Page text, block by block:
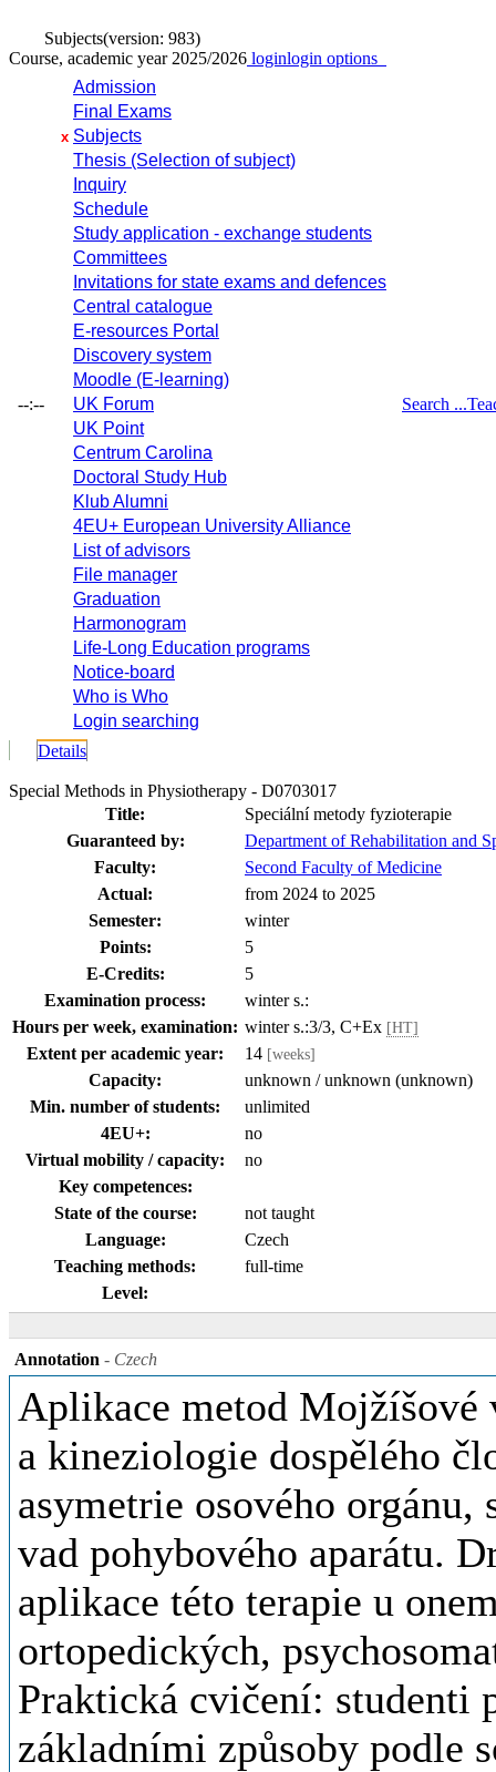
Subjects(version: 983)
Course, academic year 2025/2026 loginlogin options
--:--
Admission
Final Exams
x Subjects
Thesis (Selection of subject)
Inquiry
Schedule
Study application - exchange students
Committees
Invitations for state exams and defences
Central catalogue
E-resources Portal
Discovery system
Moodle (E-learning)
UK Forum
UK Point
Centrum Carolina
Doctoral Study Hub
Klub Alumni
4EU+ European University Alliance
List of advisors
File manager
Graduation
Harmonogram
Life-Long Education programs
Notice-board
Who is Who
Login searching
Search ...
Details
Special Methods in Physiotherapy - D0703017
Title:
Speciální metody fyzioterapie
Guaranteed by:
Department of Rehabilitation and
Faculty:
Second Faculty of Medicine
Actual:
from 2024 to 2025
Semester:
winter
Points:
5
E-Credits:
5
Examination process:
winter s.:
Hours per week, examination: winter s.:3/3, C+Ex [HT]
Extent per academic year: 14 [weeks]
Capacity:
unknown / unknown (unknown)
Min. number of students:
unlimited
4EU+:
no
Virtual mobility / capacity:
no
Key competences:
State of the course:
not taught
Language:
Czech
Teaching methods:
full-time
Level:
Annotation - Czech
Aplikace metod
a kineziologie dospělého
asymetrie osového
vad pohybového aparátu.
aplikace této terapie u
ortopedických,
Praktická cvičení: studenti
základními způsoby podle